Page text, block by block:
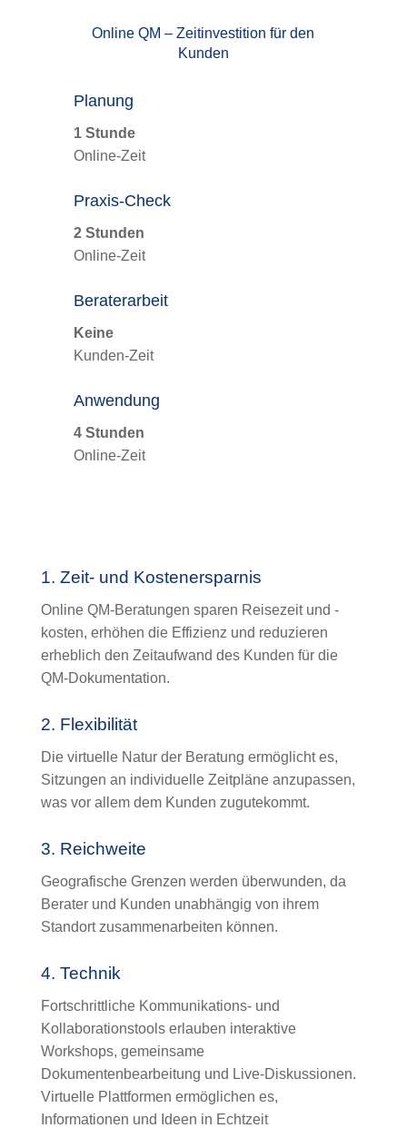
Online QM – Zeitinvestition für den
Kunden
Planung
1 Stunde
Online-Zeit
Praxis-Check
2 Stunden
Online-Zeit
Beraterarbeit
Keine
Kunden-Zeit
Anwendung
4 Stunden
Online-Zeit
1. Zeit- und Kostenersparnis
Online QM-Beratungen sparen Reisezeit und -
kosten, erhöhen die Effizienz und reduzieren
erheblich den Zeitaufwand des Kunden für die
QM-Dokumentation.
2. Flexibilität
Die virtuelle Natur der Beratung ermöglicht es,
Sitzungen an individuelle Zeitpläne anzupassen,
was vor allem dem Kunden zugutekommt.
3. Reichweite
Geografische Grenzen werden überwunden, da
Berater und Kunden unabhängig von ihrem
Standort zusammenarbeiten können.
4. Technik
Fortschrittliche Kommunikations- und
Kollaborationstools erlauben interaktive
Workshops, gemeinsame
Dokumentenbearbeitung und Live-Diskussionen.
Virtuelle Plattformen ermöglichen es,
Informationen und Ideen in Echtzeit